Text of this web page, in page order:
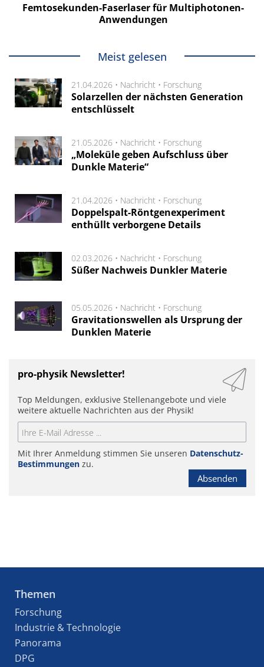
Femtosekunden-Faserlaser für Multiphotonen-
Anwendungen
Meist gelesen
21.04.2026 • Nachricht • Forschung
Solarzellen der nächsten Generation
entschlüsselt
21.05.2026 • Nachricht • Forschung
„Moleküle geben Aufschluss über
Dunkle Materie“
21.04.2026 • Nachricht • Forschung
Doppelspalt-Röntgenexperiment
enthüllt verborgene Details
02.03.2026 • Nachricht • Forschung
Süßer Nachweis Dunkler Materie
05.05.2026 • Nachricht • Forschung
Gravitationswellen als Ursprung der
Dunklen Materie
pro-physik Newsletter!
Top Meldungen, exklusive Stellenangebote und viele
weitere aktuelle Nachrichten aus der Physik!
Mit Ihrer Anmeldung stimmen Sie unseren Datenschutz-
Bestimmungen zu.
Absenden
Themen
Forschung
Industrie & Technologie
Panorama
DPG